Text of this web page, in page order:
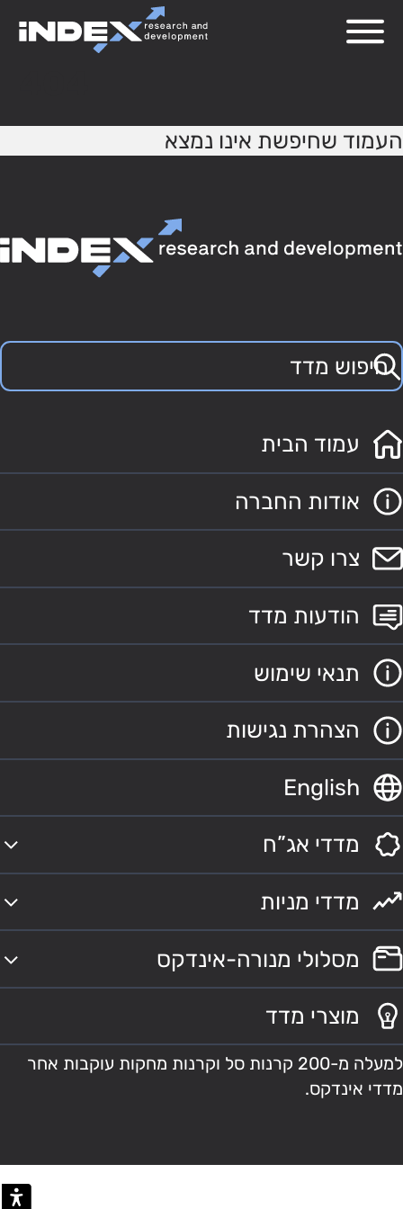
העמוד שחיפשת אינו נמצא
עמוד הבית
אודות החברה
צרו קשר
הודעות מדד
תנאי שימוש
הצהרת נגישות
English
מדדי אג”ח
מדדי מניות
מסלולי מנורה-אינדקס
מוצרי מדד
למעלה מ-200 קרנות סל וקרנות מחקות עוקבות אחר
מדדי אינדקס.